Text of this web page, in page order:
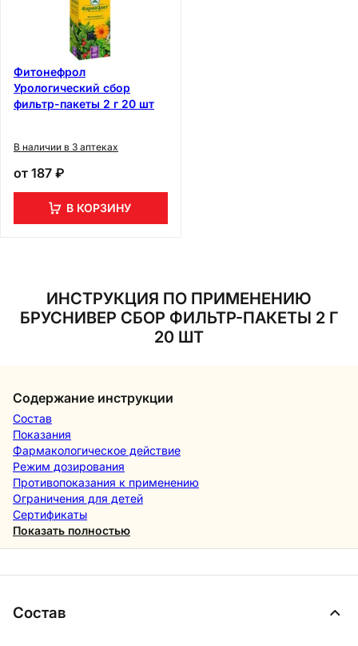
Фитонефрол
Урологический сбор
фильтр-пакеты 2 г 20 шт
В наличии в 3 аптеках
от 187 ₽
В КОРЗИНУ
ИНСТРУКЦИЯ ПО ПРИМЕНЕНИЮ
БРУСНИВЕР СБОР ФИЛЬТР-ПАКЕТЫ 2 Г
20 ШТ
Содержание инструкции
Состав
Показания
Фармакологическое действие
Режим дозирования
Противопоказания к применению
Ограничения для детей
Сертификаты
Показать полностью
Состав